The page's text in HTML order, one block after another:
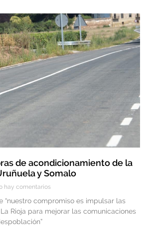
de acondicionamiento de la
y Somalo
hay comentarios
“nuestro compromiso es impulsar las
Rioja para mejorar las comunicaciones